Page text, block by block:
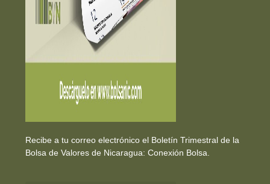
Recibe a tu correo electrónico el Boletín Trimestral de la
Bolsa de Valores de Nicaragua: Conexión Bolsa.